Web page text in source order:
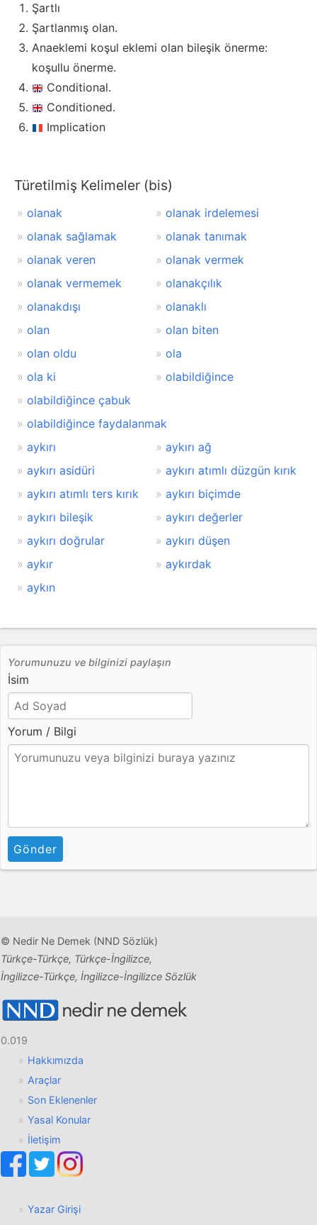
Şartlı
Şartlanmış olan.
Anaeklemi koşul eklemi olan bileşik önerme:
koşullu önerme.
Conditional.
Conditioned.
Implication
Türetilmiş Kelimeler (bis)
olanak
olanak irdelemesi
olanak sağlamak
olanak tanımak
olanak veren
olanak vermek
olanak vermemek
olanakçılık
olanakdışı
olanaklı
olan
olan biten
olan oldu
ola
ola ki
olabildiğince
olabildiğince çabuk
olabildiğince faydalanmak
aykırı
aykırı ağ
aykırı asidüri
aykırı atımlı düzgün kırık
aykırı atımlı ters kırık
aykırı biçimde
aykırı bileşik
aykırı değerler
aykırı doğrular
aykırı düşen
aykır
aykırdak
aykın
Yorumunuzu ve bilginizi paylaşın
İsim
Yorum / Bilgi
Gönder
© Nedir Ne Demek (NND Sözlük)
Türkçe-Türkçe, Türkçe-İngilizce,
İngilizce-Türkçe, İngilizce-İngilizce Sözlük
0.019
Hakkımızda
Araçlar
Son Eklenenler
Yasal Konular
İletişim
Yazar Girişi